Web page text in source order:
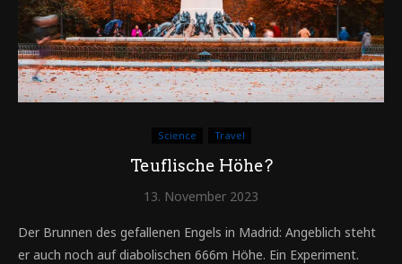
Science Travel
Teuflische Höhe?
13. November 2023
Der Brunnen des gefallenen Engels in Madrid: Angeblich steht
er auch noch auf diabolischen 666m Höhe. Ein Experiment.